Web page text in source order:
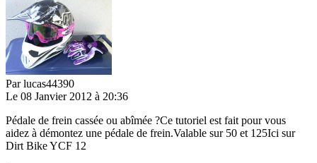
Parlucas44390
Le 08 Janvier 2012 à 20:36
Pédale de frein cassée ou abîmée ?Ce tutoriel est fait pour vous
aidez à démontez une pédale de frein.Valable sur 50 et 125Ici sur
Dirt Bike YCF 12